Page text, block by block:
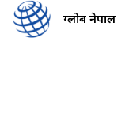
ग्लोब नेपाल